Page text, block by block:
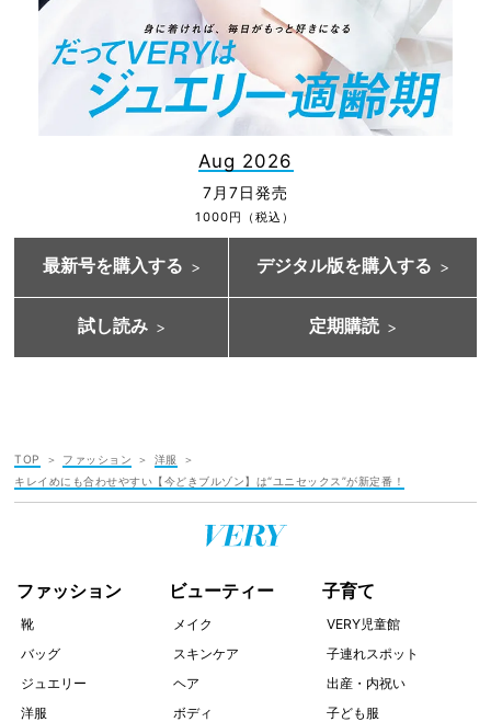
Aug 2026
7月7日発売
1000円（税込）
最新号を購入する デジタル版を購入する
試し読み 定期購読
TOP ファッション
洋服
キレイめにも合わせやすい【今どきブルゾン】は“ユニセックス”が新定番！
ファッション
靴
バッグ
ジュエリー
洋服
ビューティー
メイク
スキンケア
ヘア
ボディ
子育て
VERY児童館
子連れスポット
出産・内祝い
子ども服